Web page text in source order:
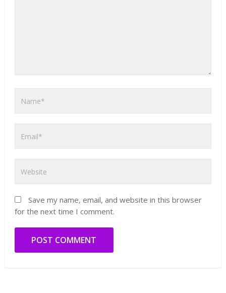
Save my name, email, and website in this browser
for the next time I comment.